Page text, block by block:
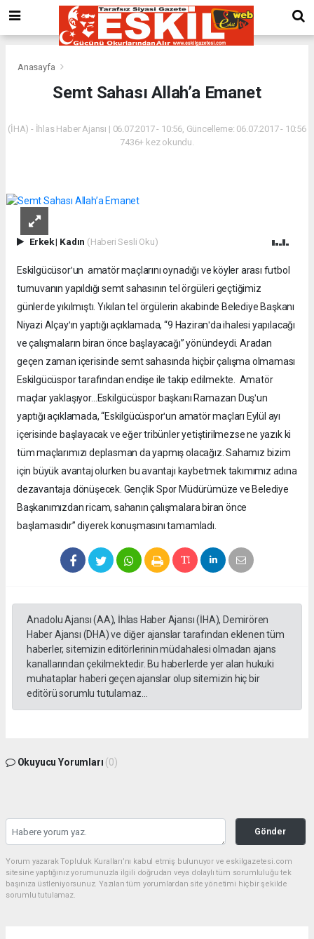
Anasayfa
Semt Sahası Allah’a Emanet
(İHA) - İhlas Haber Ajansı | 06.07.2017 - 10:56, Güncelleme: 06.07.2017 - 10:56
7436+ kez okundu.
Erkek| Kadın (Haberi Sesli Oku)
Eskilgücüsorʹun amatör maçlarını oynadığı ve köyler arası futbol
turnuvanın yapıldığı semt sahasının tel örgüleri geçtiğimiz
günlerde yıkılmıştı. Yıkılan tel örgülerin akabinde Belediye Başkanı
Niyazi Alçayʹın yaptığı açıklamada, “9 Haziranʹda ihalesi yapılacağı
ve çalışmaların biran önce başlayacağı” yönündeydi. Aradan
geçen zaman içerisinde semt sahasında hiçbir çalışma olmaması
Eskilgücüspor tarafından endişe ile takip edilmekte. Amatör
maçlar yaklaşıyor…Eskilgücüspor başkanı Ramazan Duşʹun
yaptığı açıklamada, “Eskilgücüsporʹun amatör maçları Eylül ayı
içerisinde başlayacak ve eğer tribünler yetiştirilmezse ne yazık ki
tüm maçlarımızı deplasman da yapmış olacağız. Sahamız bizim
için büyük avantaj olurken bu avantajı kaybetmek takımımız adına
dezavantaja dönüşecek. Gençlik Spor Müdürümüze ve Belediye
Başkanımızdan ricam, sahanın çalışmalara biran önce
başlamasıdır” diyerek konuşmasını tamamladı.
Anadolu Ajansı (AA), İhlas Haber Ajansı (İHA), Demirören
Haber Ajansı (DHA) ve diğer ajanslar tarafından eklenen tüm
haberler, sitemizin editörlerinin müdahalesi olmadan ajans
kanallarından çekilmektedir. Bu haberlerde yer alan hukuki
muhataplar haberi geçen ajanslar olup sitemizin hiç bir
editörü sorumlu tutulamaz...
Okuyucu Yorumları (0)
Gönder
Yorum yazarak Topluluk Kuralları’nı kabul etmiş bulunuyor ve eskilgazetesi.com
sitesine yaptığınız yorumunuzla ilgili doğrudan veya dolaylı tüm sorumluluğu tek
başınıza üstleniyorsunuz. Yazılan tüm yorumlardan site yönetimi hiçbir şekilde
sorumlu tutulamaz.